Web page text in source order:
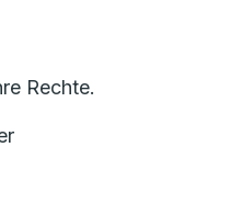
Rechte.